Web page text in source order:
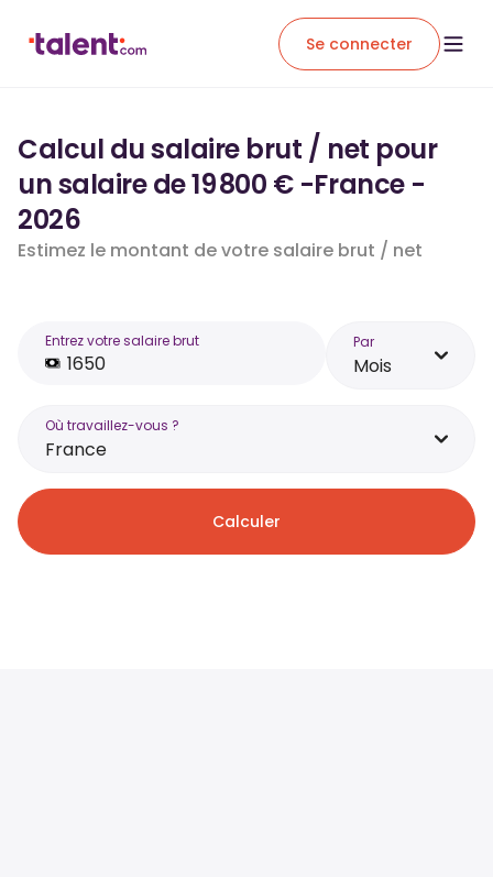
Se connecter
Calcul du salaire brut / net pour
un salaire de 19 800 € -France -
2026
Estimez le montant de votre salaire brut / net
Entrez votre salaire brut Par
Mois
Où travaillez-vous ?
France
Calculer